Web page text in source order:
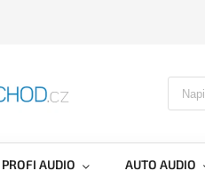
PROFI AUDIO AUTO AUDIO